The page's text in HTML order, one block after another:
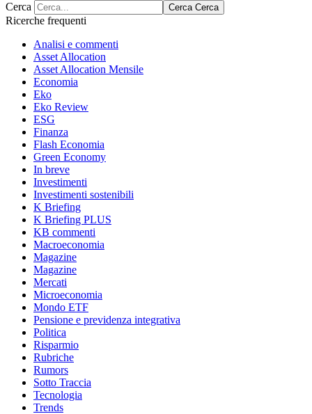
Cerca
Cerca Cerca
Ricerche frequenti
Analisi e commenti
Asset Allocation
Asset Allocation Mensile
Economia
Eko
Eko Review
ESG
Finanza
Flash Economia
Green Economy
In breve
Investimenti
Investimenti sostenibili
K Briefing
K Briefing PLUS
KB commenti
Macroeconomia
Magazine
Magazine
Mercati
Microeconomia
Mondo ETF
Pensione e previdenza integrativa
Politica
Risparmio
Rubriche
Rumors
Sotto Traccia
Tecnologia
Trends